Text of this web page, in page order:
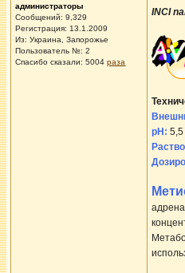
администраторы
Сообщений: 9,329
Регистрация: 13.1.2009
Из: Украина, Запорожье
Пользователь №: 2
Спасибо сказали:5004 раза
INCI
рН: 5,5